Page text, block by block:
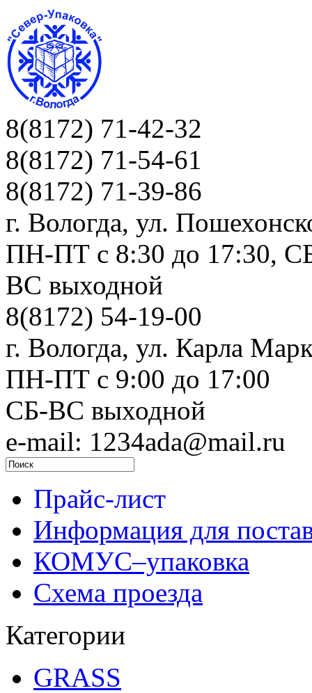
8(8172) 71-42-32
8(8172) 71-54-61
8(8172) 71-39-86
г. Вологда, ул.
ПН-ПТ c 8:30 до 17:30,
ВС выходной
8(8172) 54-19-00
г. Вологда, ул. Карла
ПН-ПТ c 9:00 до 17:00
СБ-ВС выходной
e-mail: 1234ada@mail.ru
Прайс-лист
Информация для
КОМУС–упаковка
Схема проезда
Категории
GRASS